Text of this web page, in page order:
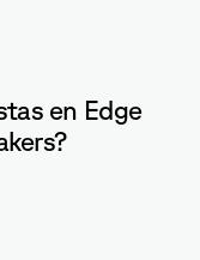
en Edge